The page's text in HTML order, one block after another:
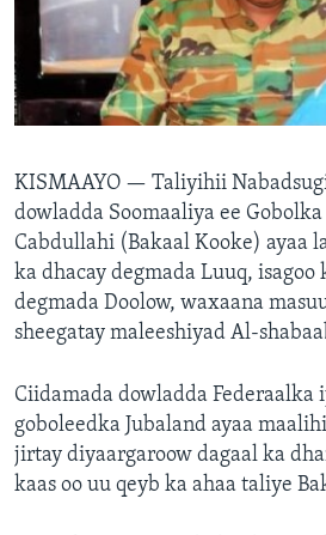
FAAQIDAADDA TODDOBAADKA
DHEXTAALKA TODDOBAADKA
KISMAAYO — Taliyihii
dowladda Soomaaliya ee
Cabdullahi (Bakaal Kooke) ayaa
ka dhacay degmada Luuq, isagoo
degmada Doolow, waxaana
sheegatay maleeshiyad Al-
Ciidamada dowladda Federaalka
goboleedka Jubaland ayaa
jirtay diyaargaroow dagaal ka
kaas oo uu qeyb ka ahaa taliye